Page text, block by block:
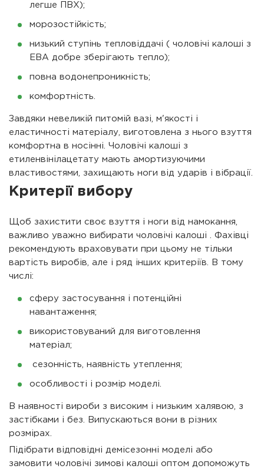
легше ПВХ);
морозостійкість;
низький ступінь тепловіддачі ( чоловічі калоші з
ЕВА добре зберігають тепло);
повна водонепроникність;
комфортність.
Завдяки невеликій питомій вазі, м'якості і
еластичності матеріалу, виготовлена з нього взуття
комфортна в носінні. Чоловічі калоші з
етиленвінілацетату мають амортизуючими
властивостями, захищають ноги від ударів і вібрації.
Критерії вибору
Щоб захистити своє взуття і ноги від намокання,
важливо уважно вибирати чоловічі калоші . Фахівці
рекомендують враховувати при цьому не тільки
вартість виробів, але і ряд інших критеріїв. В тому
числі:
сферу застосування і потенційні
навантаження;
використовуваний для виготовлення
матеріал;
сезонність, наявність утеплення;
особливості і розмір моделі.
В наявності вироби з високим і низьким халявою, з
застібками і без. Випускаються вони в різних
розмірах.
Підібрати відповідні демісезонні моделі або
замовити чоловічі зимові калоші оптом допоможуть